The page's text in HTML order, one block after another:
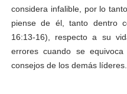
considera infalible, por lo
piense de él, tanto dentro
16:13-16), respecto a su
errores cuando se
consejos de los demás líderes.